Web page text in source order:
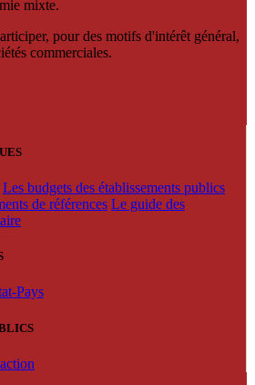
mixte.
pour des motifs d'intérêt général,
commerciales.
Les budgets des établissements publics
de références Le guide des
Pays